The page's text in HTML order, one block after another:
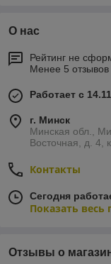
О нас
Рейтинг не
Менее 5 отзывов
Работает с
г. Минск
Минская обл.,
Восточная, д. 4,
Контакты
Сегодня
Показать весь
Отзывы о